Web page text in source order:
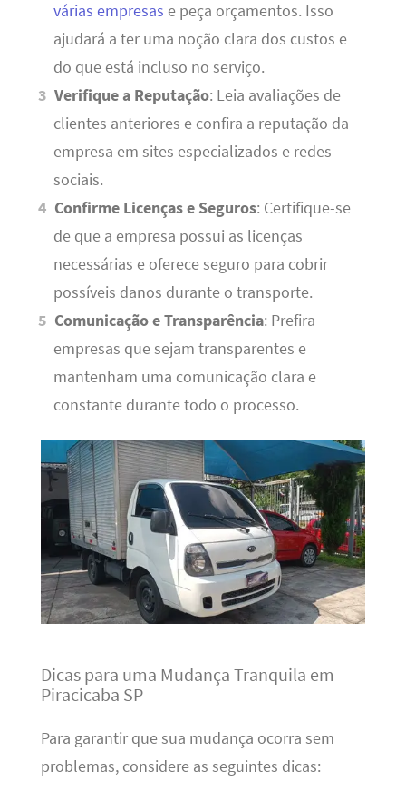
várias empresas e peça orçamentos. Isso
ajudará a ter uma noção clara dos custos e
do que está incluso no serviço.
Verifique a Reputação: Leia avaliações de
clientes anteriores e confira a reputação da
empresa em sites especializados e redes
sociais.
Confirme Licenças e Seguros: Certifique-se
de que a empresa possui as licenças
necessárias e oferece seguro para cobrir
possíveis danos durante o transporte.
Comunicação e Transparência: Prefira
empresas que sejam transparentes e
mantenham uma comunicação clara e
constante durante todo o processo.
Dicas para uma Mudança Tranquila em
Piracicaba SP
Para garantir que sua mudança ocorra sem
problemas, considere as seguintes dicas: